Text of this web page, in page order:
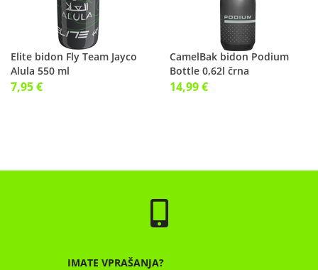
Elite bidon Fly Team Jayco
Alula 550 ml
7,95 €
CamelBak bidon Podium
Bottle 0,62l črna
14,99 €
IMATE VPRAŠANJA?